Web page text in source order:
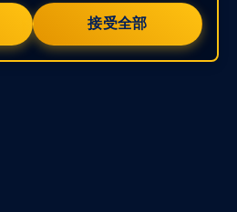
接受全部